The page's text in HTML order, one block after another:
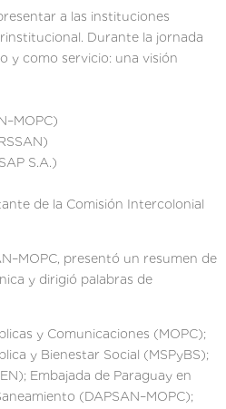
a las instituciones
Durante la jornada
y como servicio: una visión
S.A.)
de la Comisión Intercolonial
presentó un resumen de
y dirigió palabras de
y Comunicaciones (MOPC);
y Bienestar Social (MSPyBS);
Embajada de Paraguay en
(DAPSAN–MOPC);